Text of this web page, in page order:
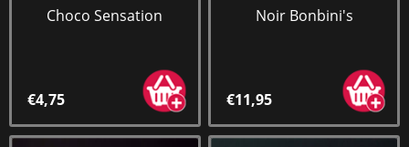
Choco Sensation
€4,75
Noir Bonbini's
€11,95